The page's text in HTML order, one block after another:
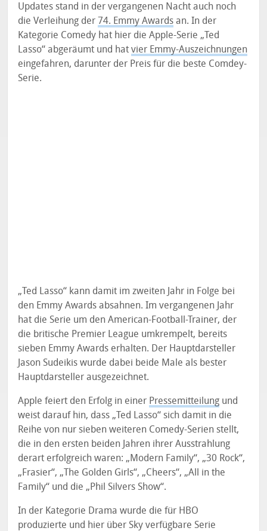
Updates stand in der vergangenen Nacht auch noch
die Verleihung der74. Emmy Awards an. In der
Kategorie Comedy hat hier die Apple-Serie „Ted
Lasso“ abgeräumt und hatvier Emmy-Auszeichnungen
eingefahren, darunter der Preis für die beste Comdey-
Serie.
„Ted Lasso“ kann damit im zweiten Jahr in Folge bei
den Emmy Awards absahnen. Im vergangenen Jahr
hat die Serie um den American-Football-Trainer, der
die britische Premier League umkrempelt, bereits
sieben Emmy Awards erhalten. Der Hauptdarsteller
Jason Sudeikis wurde dabei beide Male als bester
Hauptdarsteller ausgezeichnet.
Apple feiert den Erfolg in einer Pressemitteilung und
weist darauf hin, dass „Ted Lasso“ sich damit in die
Reihe von nur sieben weiteren Comedy-Serien stellt,
die in den ersten beiden Jahren ihrer Ausstrahlung
derart erfolgreich waren: „Modern Family“, „30 Rock“,
„Frasier“, „The Golden Girls“, „Cheers“, „All in the
Family“ und die „Phil Silvers Show“.
In der Kategorie Drama wurde die für HBO
produzierte und hier über Sky verfügbare Serie